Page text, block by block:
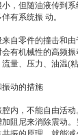
，但随油液传到
有系统振 动。
自零件的撞击和由
有机械性的高频
量、压力、油温(
动的措施
内，不能自由活动
阻尼来消除震动